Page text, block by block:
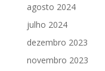
agosto 2024
julho 2024
dezembro 2023
novembro 2023